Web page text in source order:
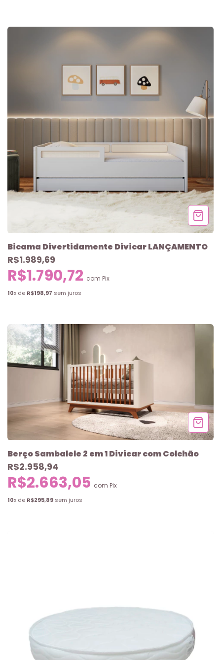
Bicama Divertidamente Divicar LANÇAMENTO
R$1.989,69
R$1.790,72 com Pix
10x de R$198,97 sem juros
Berço Sambalele 2 em 1 Divicar com Colchão
R$2.958,94
R$2.663,05 com Pix
10x de R$295,89 sem juros